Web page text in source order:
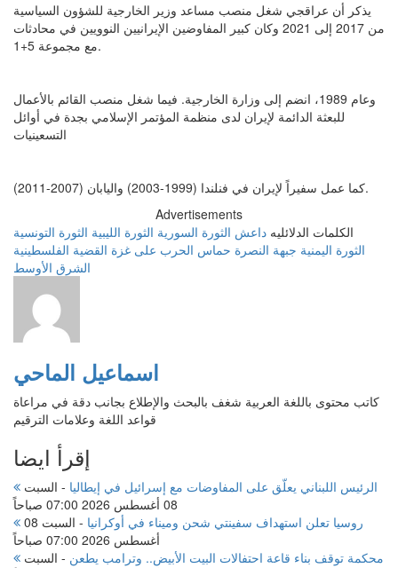
يذكر أن عراقجي شغل منصب مساعد وزير الخارجية للشؤون السياسية
من 2017 إلى 2021 وكان كبير المفاوضين الإيرانيين النوويين في محادثات
مع مجموعة 5+1.
وعام 1989، انضم إلى وزارة الخارجية. فيما شغل منصب القائم بالأعمال
للبعثة الدائمة لإيران لدى منظمة المؤتمر الإسلامي بجدة في أوائل
التسعينيات
كما عمل سفيراً لإيران في فنلندا (1999-2003) واليابان (2007-2011).
Advertisements
الكلمات الدلائليه داعش الثورة السورية الثورة الليبية الثورة التونسية
الثورة اليمنية جبهة النصرة حماس الحرب على غزة القضية الفلسطينية
الشرق الأوسط
اسماعيل الماحي
كاتب محتوى باللغة العربية شغف بالبحث والإطلاع بجانب دقة في مراعاة
قواعد اللغة وعلامات الترقيم
إقرأ ايضا
الرئيس اللبناني يعلّق على المفاوضات مع إسرائيل في إيطاليا - السبت
08 أغسطس 2026 07:00 صباحاً
روسيا تعلن استهداف سفينتي شحن وميناء في أوكرانيا -
السبت 08
أغسطس 2026 07:00 صباحاً
محكمة توقف بناء قاعة احتفالات البيت الأبيض.. وترامب يطعن - السبت